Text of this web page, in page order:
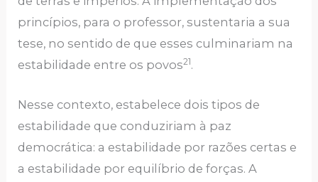
princípios, para o professor, sustentaria a sua
tese, no sentido de que esses culminariam na
estabilidade entre os povos21.
Nesse contexto, estabelece dois tipos de
estabilidade que conduziriam à paz
democrática: a estabilidade por razões certas e
a estabilidade por equilíbrio de forças. A